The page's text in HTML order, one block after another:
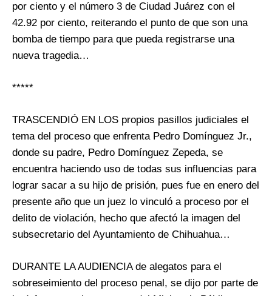
por ciento y el número 3 de Ciudad Juárez con el
42.92 por ciento, reiterando el punto de que son una
bomba de tiempo para que pueda registrarse una
nueva tragedia…
*****
TRASCENDIÓ EN LOS propios pasillos judiciales el
tema del proceso que enfrenta Pedro Domínguez Jr.,
donde su padre, Pedro Domínguez Zepeda, se
encuentra haciendo uso de todas sus influencias para
lograr sacar a su hijo de prisión, pues fue en enero del
presente año que un juez lo vinculó a proceso por el
delito de violación, hecho que afectó la imagen del
subsecretario del Ayuntamiento de Chihuahua…
DURANTE LA AUDIENCIA de alegatos para el
sobreseimiento del proceso penal, se dijo por parte de